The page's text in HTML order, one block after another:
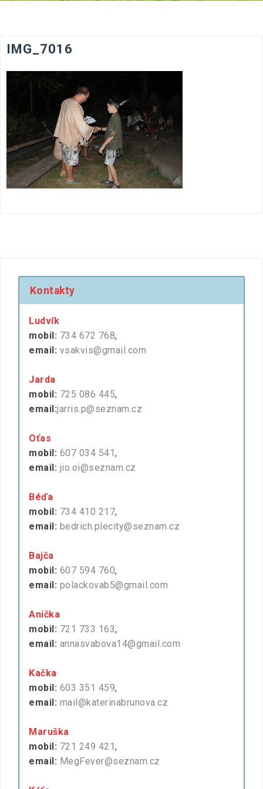
IMG_7016
Kontakty
Ludvík
mobil: 734 672 768,
email: vsakvis@gmail.com
Jarda
mobil: 725 086 445,
email:jarris.p@seznam.cz
Oťas
mobil: 607 034 541,
email: jio.oi@seznam.cz
Béďa
mobil: 734 410 217,
email: bedrich.plecity@seznam.cz
Bajča
mobil: 607 594 760,
email: polackovab5@gmail.com
Anička
mobil: 721 733 163,
email: annasvabova14@gmail.com
Kačka
mobil: 603 351 459,
email: mail@katerinabrunova.cz
Maruška
mobil: 721 249 421,
email: MegFever@seznam.cz